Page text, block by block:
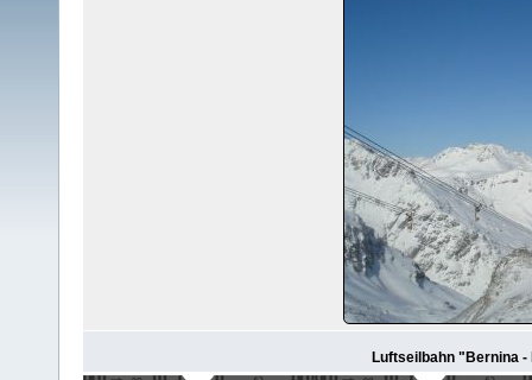
Luftseilbahn "Bernina -